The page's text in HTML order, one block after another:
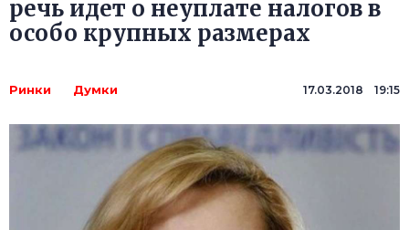
речь идет о неуплате налогов в
особо крупных размерах
Ринки Думки 17.03.2018 19:15